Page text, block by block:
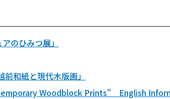
のひみつ展」
和紙と現代木版画」
Woodblock Prints" English